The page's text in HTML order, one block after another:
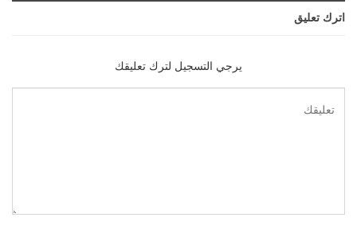
اترك تعليق
يرجي التسجيل لترك تعليقك